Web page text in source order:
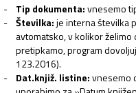
Tip dokumenta:vnesemo
Številka:je interna številka
avtomatsko, v kolikor
pretipkamo, program
123.2016).
Dat.knjiž. listine:vnesemo